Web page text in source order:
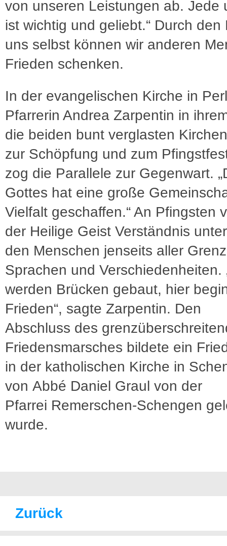
von unseren Leistungen ab. Jede
ist wichtig und geliebt.“ Durch den
uns selbst können wir anderen
Frieden schenken.
In der evangelischen Kirche in
Pfarrerin Andrea Zarpentin in
die beiden bunt verglasten
zur Schöpfung und zum
zog die Parallele zur Gegenwart.
Gottes hat eine große
Vielfalt geschaffen.“ An Pfingsten
der Heilige Geist Verständnis unter
den Menschen jenseits aller
Sprachen und Verschiedenheiten.
werden Brücken gebaut, hier
Frieden“, sagte Zarpentin. Den
Abschluss des
Friedensmarsches bildete ein
in der katholischen Kirche in
von Abbé Daniel Graul von der
Pfarrei Remerschen-Schengen
wurde.
Zurück